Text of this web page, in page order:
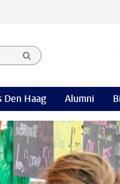
Den Haag Alumni